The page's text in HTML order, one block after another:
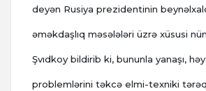
deyən Rusiya prezidentinin
əməkdaşlıq məsələləri üzrə xüsusi
Şvıdkoy bildirib ki, bununla yanaşı,
problemlərini təkcə elmi-texniki